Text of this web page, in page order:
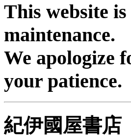
This website
maintenance.
We apologize
your patience.
紀伊國屋書店